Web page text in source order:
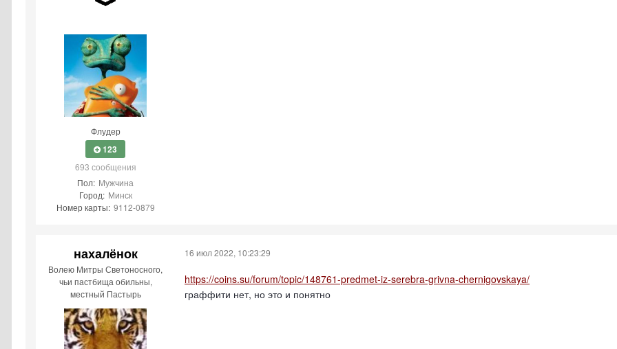
Флудер
123
693 сообщения
Пол: Мужчина
Город: Минск
Номер карты: 9112-0879
нахалёнок
Волею Митры Светоносного,
чьи пастбища обильны,
местный Пастырь
16 июл 2022, 10:23:29
https://coins.su/forum/topic/148761-predmet-iz-serebra-grivna-chernigovskaya/
граффити нет, но это и понятно